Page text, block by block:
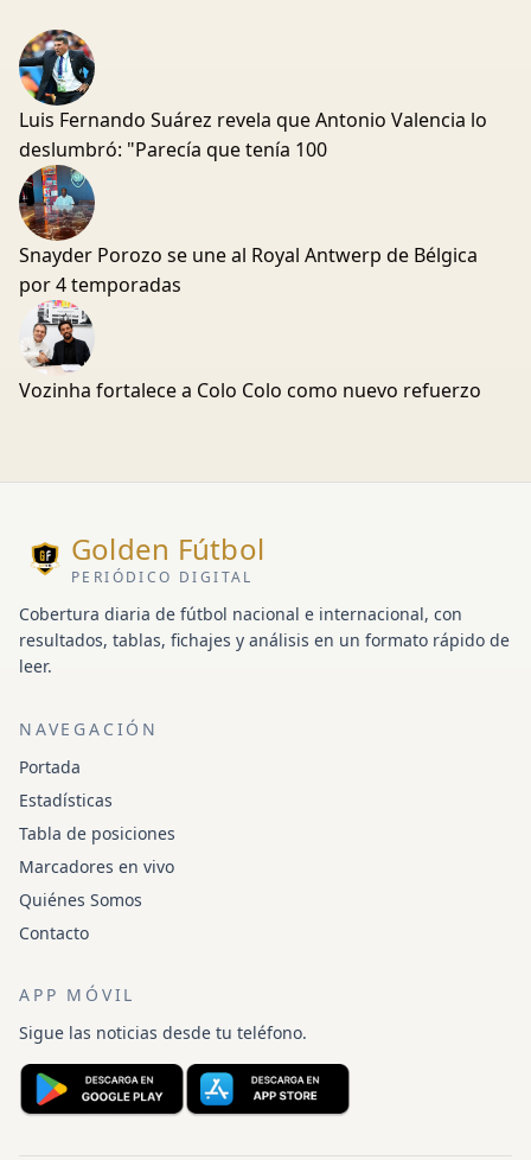
Luis Fernando Suárez revela que Antonio Valencia lo
deslumbró: "Parecía que tenía 100
Snayder Porozo se une al Royal Antwerp de Bélgica
por 4 temporadas
Vozinha fortalece a Colo Colo como nuevo refuerzo
Golden Fútbol
PERIÓDICO DIGITAL
Cobertura diaria de fútbol nacional e internacional, con
resultados, tablas, fichajes y análisis en un formato rápido de
leer.
NAVEGACIÓN
Portada
Estadísticas
Tabla de posiciones
Marcadores en vivo
Quiénes Somos
Contacto
APP MÓVIL
Sigue las noticias desde tu teléfono.